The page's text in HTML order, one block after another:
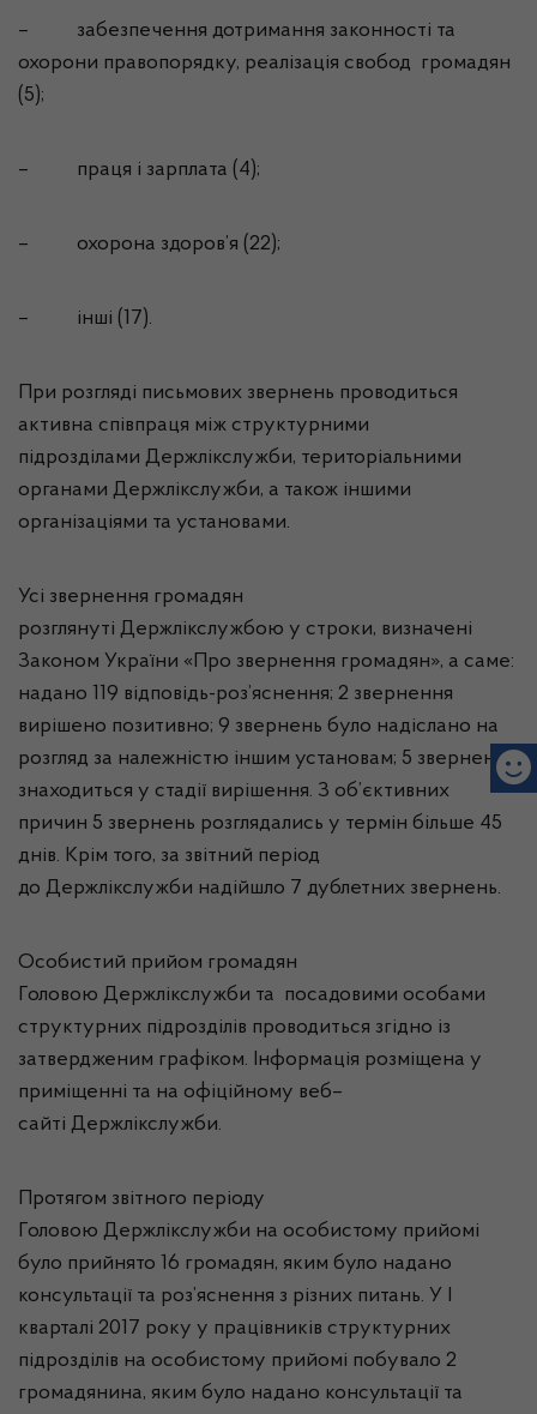
– забезпечення дотримання законності та
охорони правопорядку, реалізація свобод громадян
(5);
– праця і зарплата (4);
– охорона здоров’я (22);
– інші (17).
При розгляді письмових звернень проводиться
активна співпраця між структурними
підрозділами Держлікслужби, територіальними
органами Держлікслужби, а також іншими
організаціями та установами.
Усі звернення громадян
розглянуті Держлікслужбою у строки, визначені
Законом України «Про звернення громадян», а саме:
надано 119 відповідь-роз’яснення; 2 звернення
вирішено позитивно; 9 звернень було надіслано на
розгляд за належністю іншим установам; 5 звернень
знаходиться у стадії вирішення. З об’єктивних
причин 5 звернень розглядались у термін більше 45
днів. Крім того, за звітний період
до Держлікслужби надійшло 7 дублетних звернень.
Особистий прийом громадян
Головою Держлікслужби та посадовими особами
структурних підрозділів проводиться згідно із
затвердженим графіком. Інформація розміщена у
приміщенні та на офіційному веб–
сайті Держлікслужби.
Протягом звітного періоду
Головою Держлікслужби на особистому прийомі
було прийнято 16 громадян, яким було надано
консультації та роз’яснення з різних питань. У І
кварталі 2017 року у працівників структурних
підрозділів на особистому прийомі побувало 2
громадянина, яким було надано консультації та